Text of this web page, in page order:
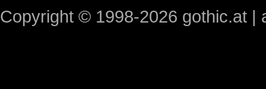
Copyright © 1998-2026 gothic.at |